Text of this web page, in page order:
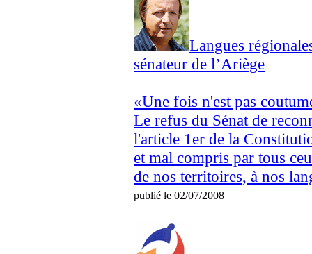
Langues
sénateur de l’Ariège
«Une fois n'est pas
Le refus du Sénat de
l'article 1er de la
et mal compris par tous
de nos territoires, à nos
publié le 02/07/2008